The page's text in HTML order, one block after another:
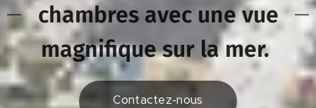
chambres avec une vue
magnifique sur la mer.
Contactez-nous